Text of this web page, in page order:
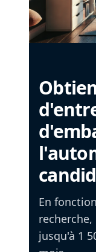
En
jusqu'à 1